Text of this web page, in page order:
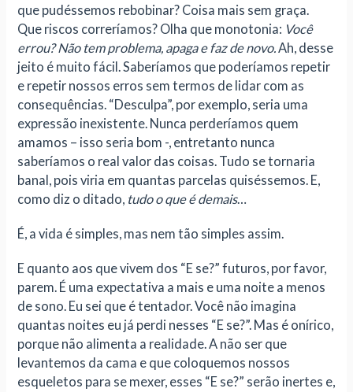
que pudéssemos rebobinar? Coisa mais sem graça.
Que riscos correríamos? Olha que monotonia: Você
errou? Não tem problema, apaga e faz de novo.Ah, desse
jeito é muito fácil. Saberíamos que poderíamos repetir
e repetir nossos erros sem termos de lidar com as
consequências. “Desculpa”, por exemplo, seria uma
expressão inexistente. Nunca perderíamos quem
amamos – isso seria bom -, entretanto nunca
saberíamos o real valor das coisas. Tudo se tornaria
banal, pois viria em quantas parcelas quiséssemos. E,
como diz o ditado, tudo o que é demais…
É, a vida é simples, mas nem tão simples assim.
E quanto aos que vivem dos “E se?” futuros, por favor,
parem. É uma expectativa a mais e uma noite a menos
de sono. Eu sei que é tentador. Você não imagina
quantas noites eu já perdi nesses “E se?”. Mas é onírico,
porque não alimenta a realidade. A não ser que
levantemos da cama e que coloquemos nossos
esqueletos para se mexer, esses “E se?” serão inertes e,